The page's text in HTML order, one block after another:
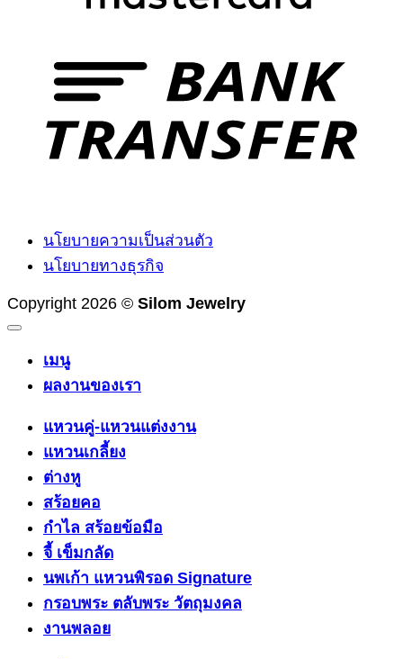
นโยบายความเป็นส่วนตัว
นโยบายทางธุรกิจ
Copyright 2026 © Silom Jewelry
เมนู
ผลงานของเรา
แหวนคู่-แหวนแต่งงาน
แหวนเกลี้ยง
ต่างหู
สร้อยคอ
กำไล สร้อยข้อมือ
จี้ เข็มกลัด
นพเก้า แหวนพิรอด Signature
กรอบพระ ตลับพระ วัตถุมงคล
งานพลอย